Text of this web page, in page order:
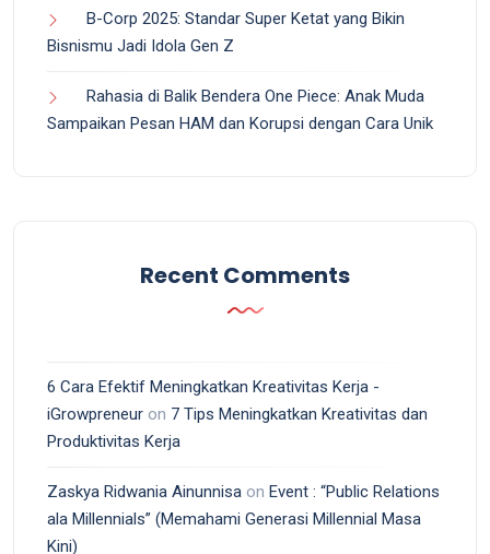
B-Corp 2025: Standar Super Ketat yang Bikin
Bisnismu Jadi Idola Gen Z
Rahasia di Balik Bendera One Piece: Anak Muda
Sampaikan Pesan HAM dan Korupsi dengan Cara Unik
Recent Comments
6 Cara Efektif Meningkatkan Kreativitas Kerja -
iGrowpreneur on 7 Tips Meningkatkan Kreativitas dan
Produktivitas Kerja
Zaskya Ridwania Ainunnisa on Event : “Public Relations
ala Millennials” (Memahami Generasi Millennial Masa
Kini)